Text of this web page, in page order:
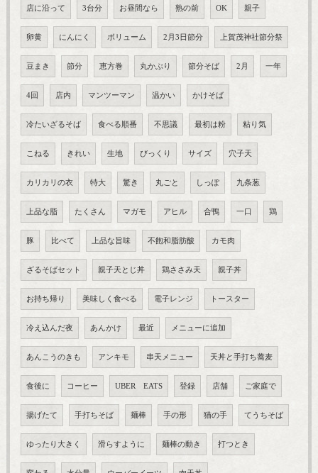
店に沿って 3台分 お昼間なら 熟の前 OK 親子
卵黄 にんにく ボリューム 2月3日節分 上賀茂神社節分祭
豆まき 節分 恵方巻 丸かぶり 節分そば 2月 一年
4回 店内 マンツーマン 温かい かけそば
冷たいざるそば 食べる順番 不思議 最初は粉 粘り気
こねる きれい 生地 びっくり サイズ 穴子天
カリカリの衣 特大 驚き 丸ごと しっぽ 九条葱
上品な脂 たくさん マガモ アヒル 合鴨 一口 鶏
豚 比べて 上品な旨味 不飽和脂肪酸 カモ肉
ざるそばセット 親子天とじ丼 鶏ささみ天 親子丼
お持ち帰り 美味しく食べる 電子レンジ トースター
冷え込んだ夜 あんかけ 最近 メニューに追加
あんこうのきも アンキモ 串天メニュー 天丼と手打ち蕎麦
食後に コーヒー UBER EATS 登録 店舗 ご家庭で
揚げたて 手打ちそば 麺棒 手の形 猫の手 てうちそば
ゆったり大きく 滑らすように 麺棒の動き 打つとき